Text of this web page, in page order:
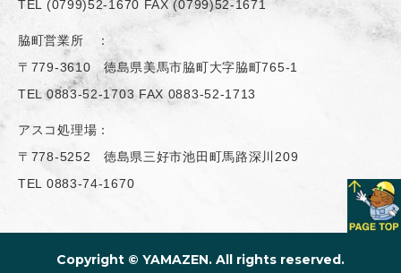
TEL (0799)52-1670 FAX (0799)52-1671
脇町営業所 ：
〒779-3610 徳島県美馬市脇町大字脇町765-1
TEL0883-52-1703FAX 0883-52-1713
アスコ処理場：
〒778-5252 徳島県三好市池田町馬路深川209
TEL 0883-74-1670
Copyright ©​ YAMAZEN. All rights reserved.